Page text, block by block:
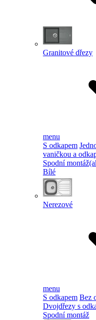
Granitové dřezy
menu
S odkapem
vaničkou a
Spodní montáž
Bílé
Nerezové
menu
S odkapem Bez
Dvojdřezy s
Spodní montáž